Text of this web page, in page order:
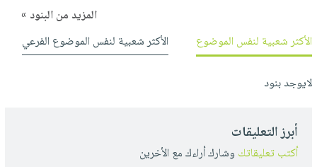
المزيد من البنود »
الأكثر شعبية لنفس الموضوع
الأكثر شعبية لنفس الموضوع الفرعي
لايوجد بنود
أبرز التعليقات
أكتب تعليقاتك وشارك أراءك مع الأخرين